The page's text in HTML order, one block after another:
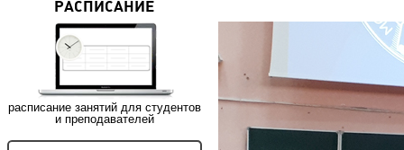
РАСПИСАНИЕ
расписание занятий для студентов
и преподавателей